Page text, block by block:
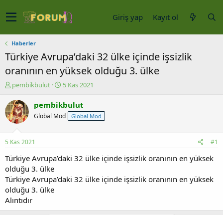
Giriş yap Kayıt ol
Haberler
Türkiye Avrupa’daki 32 ülke içinde işsizlik
oranının en yüksek olduğu 3. ülke
K
n
u
y
b
a
ş
a
t
a
n
pembikbulut
B
ş
a
ç
r
i
5 Kas 2021
pembikbulut
Global Mod Global Mod
5 Kas 2021 #1
Türkiye Avrupa’daki 32 ülke içinde işsizlik oranının en yüksek
olduğu 3. ülke
Türkiye Avrupa’daki 32 ülke içinde işsizlik oranının en yüksek
olduğu 3. ülke
Alıntıdır